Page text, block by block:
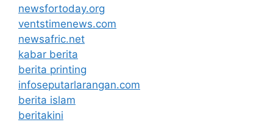
newsfortoday.org
ventstimenews.com
newsafric.net
kabar berita
berita printing
infoseputarlarangan.com
berita islam
beritakini